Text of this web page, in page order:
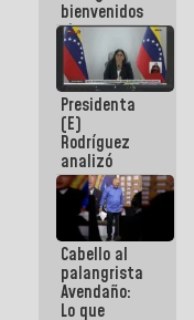
diálogo
bienvenidos
siempre que
estén en el
marco de la
Constitución
de la
República
Presidenta
(E)
Rodríguez
analizó
junto a
gobernadores
planes de
recuperación
del Sistema
Eléctrico
Nacional
Cabello al
palangrista
Avendaño:
Lo que